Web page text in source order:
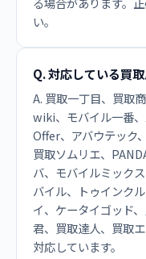
い。
Q. 対応している買
A. 買取一丁目、買取
wiki、モバイル一番
Offer、アバウテック
買取ソムリエ、
バ、モバイルミック
バイル、トゥインク
イ、ケータイゴッド
君、買取達人、買取
対応しています。